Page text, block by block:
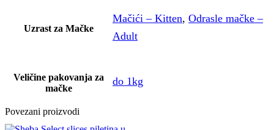
Uzrast za Mačke
Mačići – Kitten, Odrasle mačke –
Adult
Veličine pakovanja za
mačke
do 1kg
Povezani proizvodi